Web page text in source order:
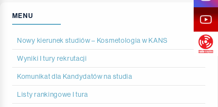
MENU
Nowy kierunek studiów – Kosmetologia w KANS
Wyniki I tury rekrutacji
Komunikat dla Kandydatów na studia
Listy rankingowe I tura